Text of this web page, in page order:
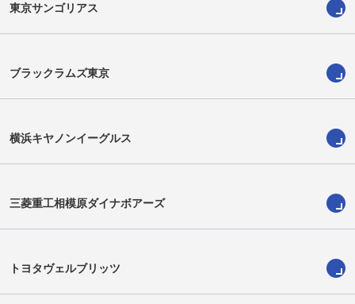
クリップス・ヘイデン
Hayden Cripps Siale Piutau
東京サンゴリアス
ブラックラムズ東京
横浜キヤノンイーグルス
三菱重工相模原ダイナボアーズ
トヨタヴェルブリッツ